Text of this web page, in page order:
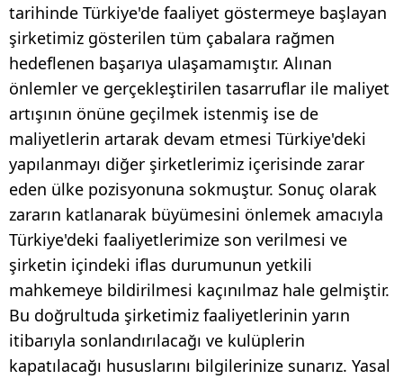
tarihinde Türkiye'de faaliyet göstermeye başlayan
şirketimiz gösterilen tüm çabalara rağmen
hedeflenen başarıya ulaşamamıştır. Alınan
önlemler ve gerçekleştirilen tasarruflar ile maliyet
artışının önüne geçilmek istenmiş ise de
maliyetlerin artarak devam etmesi Türkiye'deki
yapılanmayı diğer şirketlerimiz içerisinde zarar
eden ülke pozisyonuna sokmuştur. Sonuç olarak
zararın katlanarak büyümesini önlemek amacıyla
Türkiye'deki faaliyetlerimize son verilmesi ve
şirketin içindeki iflas durumunun yetkili
mahkemeye bildirilmesi kaçınılmaz hale gelmiştir.
Bu doğrultuda şirketimiz faaliyetlerinin yarın
itibarıyla sonlandırılacağı ve kulüplerin
kapatılacağı hususlarını bilgilerinize sunarız. Yasal